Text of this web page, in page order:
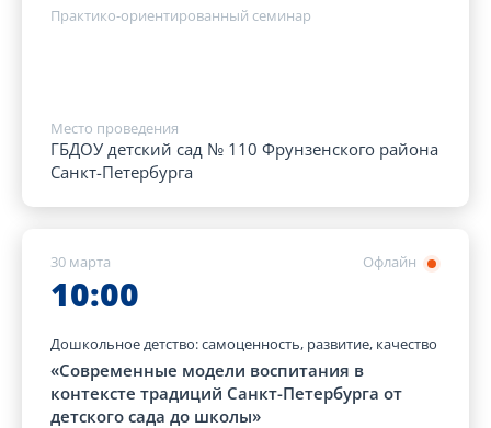
Практико-ориентированный семинар
Место проведения
ГБДОУ детский сад № 110 Фрунзенского района
Санкт-Петербурга
Офлайн
30 марта
10:00
Дошкольное детство: самоценность, развитие, качество
«Современные модели воспитания в
контексте традиций Санкт-Петербурга от
детского сада до школы»